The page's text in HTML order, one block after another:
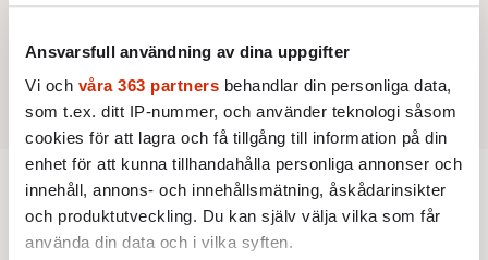
Ansvarsfull användning av dina uppgifter
Vi och våra 363 partners behandlar din personliga data,
som t.ex. ditt IP-nummer, och använder teknologi såsom
cookies för att lagra och få tillgång till information på din
enhet för att kunna tillhandahålla personliga annonser och
innehåll, annons- och innehållsmätning, åskådarinsikter
och produktutveckling. Du kan själv välja vilka som får
använda din data och i vilka syften.
AKTUELLT POLITIK
Bryssels stora klimatdilemma